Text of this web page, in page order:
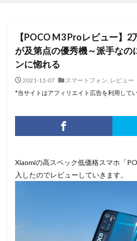
【POCO M3 Proレビュー】
が及第点の優秀機～派手なの
ンに惚れる
2021-11-07 スマートフォン, レビュー
*当サイトはアフィリエイト広告を利用してい
Xiaomiの高スペック低価格スマホ「
入したのでレビューしていきます。